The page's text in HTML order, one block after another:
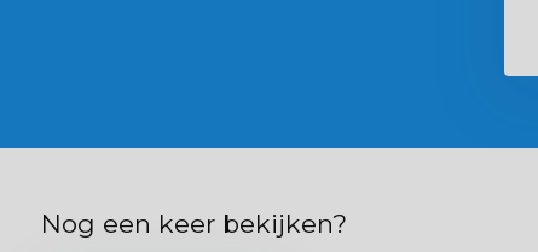
Nog een keer bekijken?